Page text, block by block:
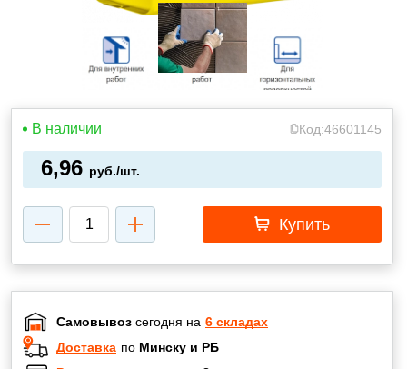
В наличии Код:46601145
6,96 руб./шт.
Купить
Самовывоз сегодня на 6 складах
Доставка по Минску и РБ